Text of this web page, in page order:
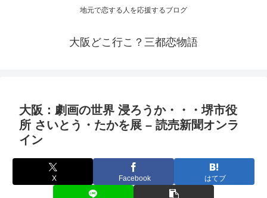
地元で恋する人を応援するブログ
大阪どこ行こ？三都恋物語
大阪 ：劇画の世界 浸ろうか・・・堺市役
所 さいとう・たかを展 – 読売新聞オンラ
イン
X Facebook はてブ